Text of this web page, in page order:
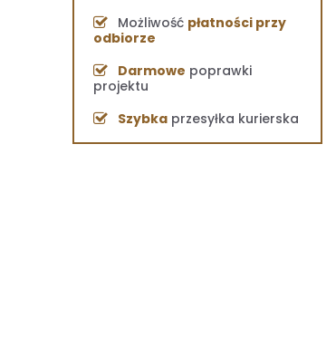
Możliwość płatności przy
odbiorze
Darmowe poprawki
projektu
Szybka przesyłka kurierska